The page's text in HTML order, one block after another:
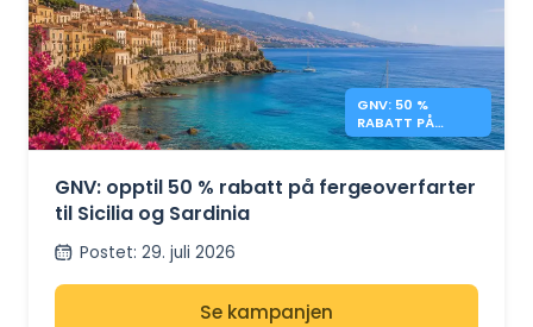
GNV: 50 %
RABATT PÅ
FERGER TIL SICILIA
GNV: opptil 50 % rabatt på fergeoverfarter
til Sicilia og Sardinia
Postet: 29. juli 2026
Se kampanjen